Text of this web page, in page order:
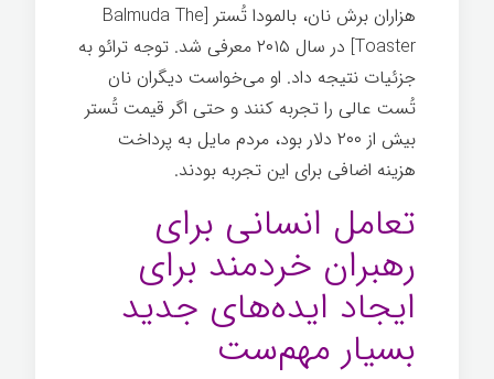
هزاران برش نان، بالمودا تُستر [Balmuda The
Toaster] در سال ۲۰۱۵ معرفی شد. توجه ترائو به
جزئیات نتیجه داد. او می‌خواست دیگران نان
تُست عالی را تجربه کنند و حتی اگر قیمت تُستر
بیش از ۲۰۰ دلار بود، مردم مایل به پرداخت
هزینه اضافی برای این تجربه بودند.
تعامل انسانی برای
رهبران خردمند برای
ایجاد ایده‌های جدید
بسیار مهم‌ست